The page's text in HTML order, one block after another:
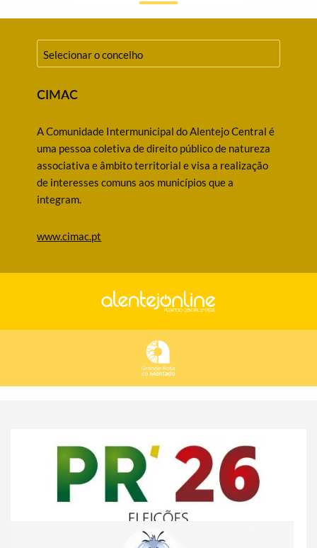
CIMAC
A Comunidade Intermunicipal do Alentejo Central é
uma pessoa coletiva de direito público de natureza
associativa e âmbito territorial e visa a realização
de interesses comuns aos municípios que a
integram.
www.cimac.pt